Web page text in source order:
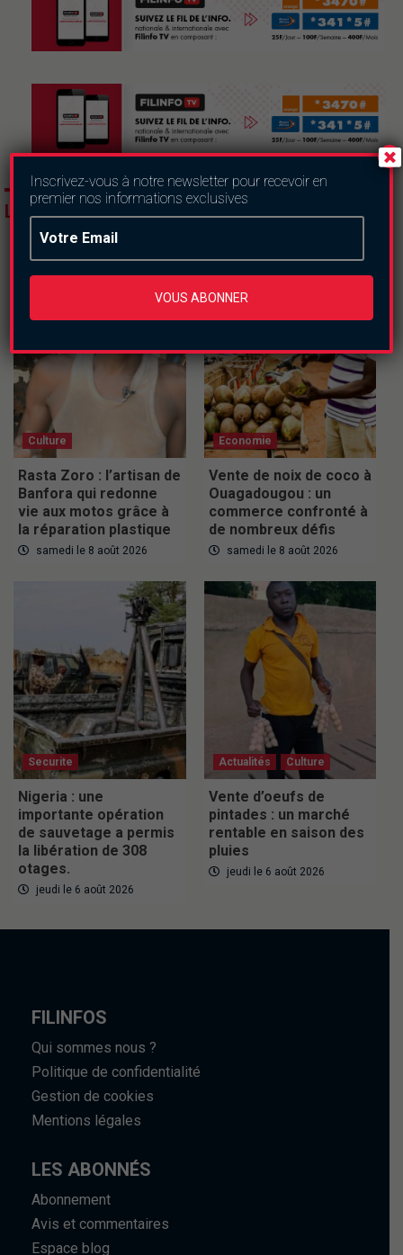
LES DERNIERS ARTICLES
Culture
Rasta Zoro : l’artisan de
Banfora qui redonne
vie aux motos grâce à
la réparation plastique
samedi le 8 août 2026
Economie
Vente de noix de coco à
Ouagadougou : un
commerce confronté à
de nombreux défis
samedi le 8 août 2026
Securite
Nigeria : une
importante opération
de sauvetage a permis
la libération de 308
otages.
jeudi le 6 août 2026
Actualités Culture
Vente d’oeufs de
pintades : un marché
rentable en saison des
pluies
jeudi le 6 août 2026
FILINFOS
Qui sommes nous ?
Politique de confidentialité
Gestion de cookies
Mentions légales
LES ABONNÉS
Abonnement
Avis et commentaires
Espace blog
Inscrivez-vous à notre newsletter pour recevoir en
premier nos informations exclusives
VOUS ABONNER